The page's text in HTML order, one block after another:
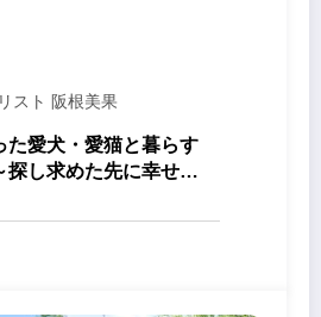
スト 阪根美果
た愛犬・愛猫と暮らす
探し求めた先に幸せが